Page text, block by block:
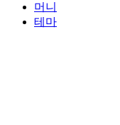
머니
테마